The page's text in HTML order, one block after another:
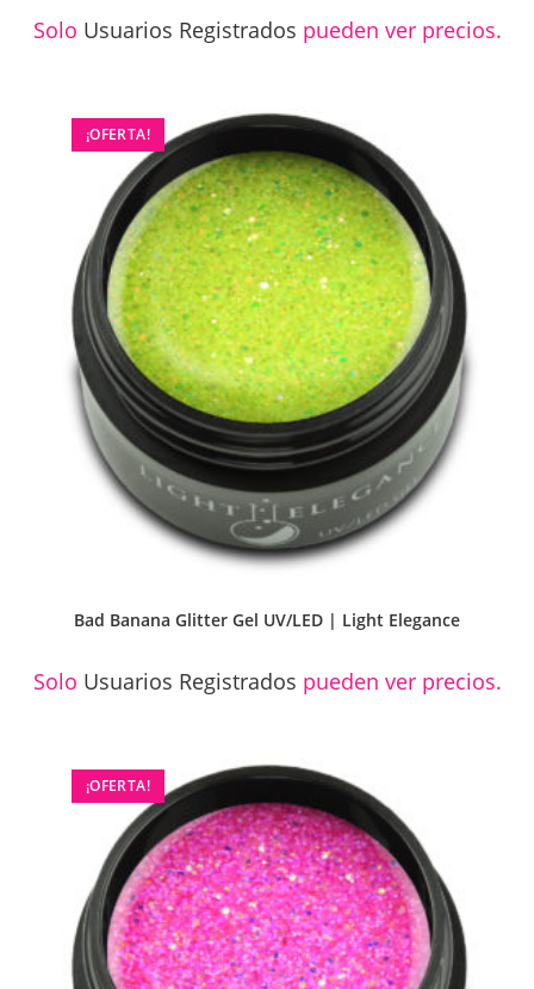
Solo Usuarios Registrados pueden ver precios.
¡OFERTA!
Bad Banana Glitter Gel UV/LED | Light Elegance
Solo Usuarios Registrados pueden ver precios.
¡OFERTA!